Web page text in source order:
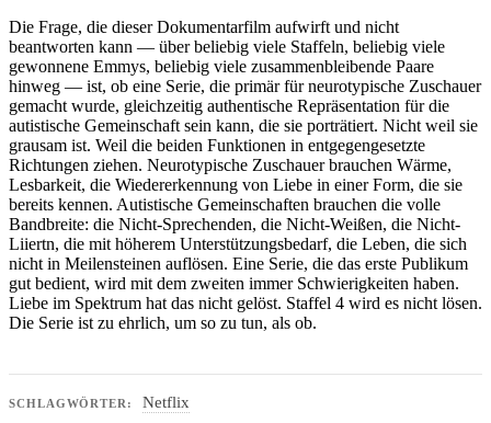
Die Frage, die dieser Dokumentarfilm aufwirft und nicht
beantworten kann — über beliebig viele Staffeln, beliebig viele
gewonnene Emmys, beliebig viele zusammenbleibende Paare
hinweg — ist, ob eine Serie, die primär für neurotypische Zuschauer
gemacht wurde, gleichzeitig authentische Repräsentation für die
autistische Gemeinschaft sein kann, die sie porträtiert. Nicht weil sie
grausam ist. Weil die beiden Funktionen in entgegengesetzte
Richtungen ziehen. Neurotypische Zuschauer brauchen Wärme,
Lesbarkeit, die Wiedererkennung von Liebe in einer Form, die sie
bereits kennen. Autistische Gemeinschaften brauchen die volle
Bandbreite: die Nicht-Sprechenden, die Nicht-Weißen, die Nicht-
Liiertn, die mit höherem Unterstützungsbedarf, die Leben, die sich
nicht in Meilensteinen auflösen. Eine Serie, die das erste Publikum
gut bedient, wird mit dem zweiten immer Schwierigkeiten haben.
Liebe im Spektrum hat das nicht gelöst. Staffel 4 wird es nicht lösen.
Die Serie ist zu ehrlich, um so zu tun, als ob.
SCHLAGWÖRTER: Netflix